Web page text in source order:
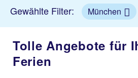
Gewählte Filter: München
Tolle Angebote für
Ferien